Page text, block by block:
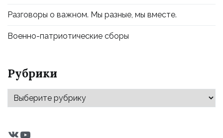
Разговоры о важном. Мы разные, мы вместе.
Военно-патриотические сборы
Рубрики
Рубрики
ВКонтакте